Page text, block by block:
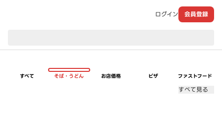
ログイン 会員登録
すべて そば・うどん お店価格 ピザ ファストフード
すべて見る